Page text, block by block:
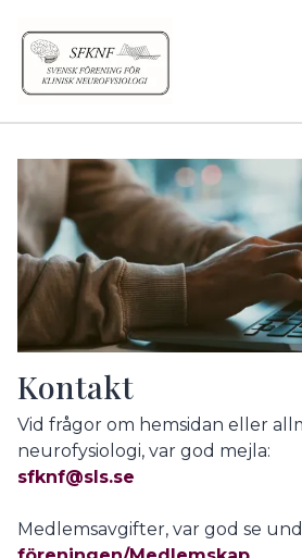
Kontakt
Vid frågor om hemsidan eller
neurofysiologi, var god mejla:
sfknf@sls.se
Medlemsavgifter, var god se